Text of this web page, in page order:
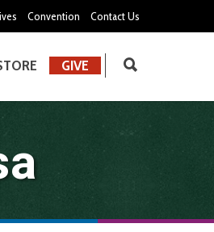
Convention Contact Us
GIVE